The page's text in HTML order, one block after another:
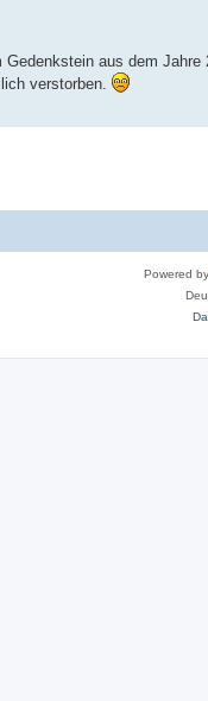
aus dem
verstorben.
Powered by